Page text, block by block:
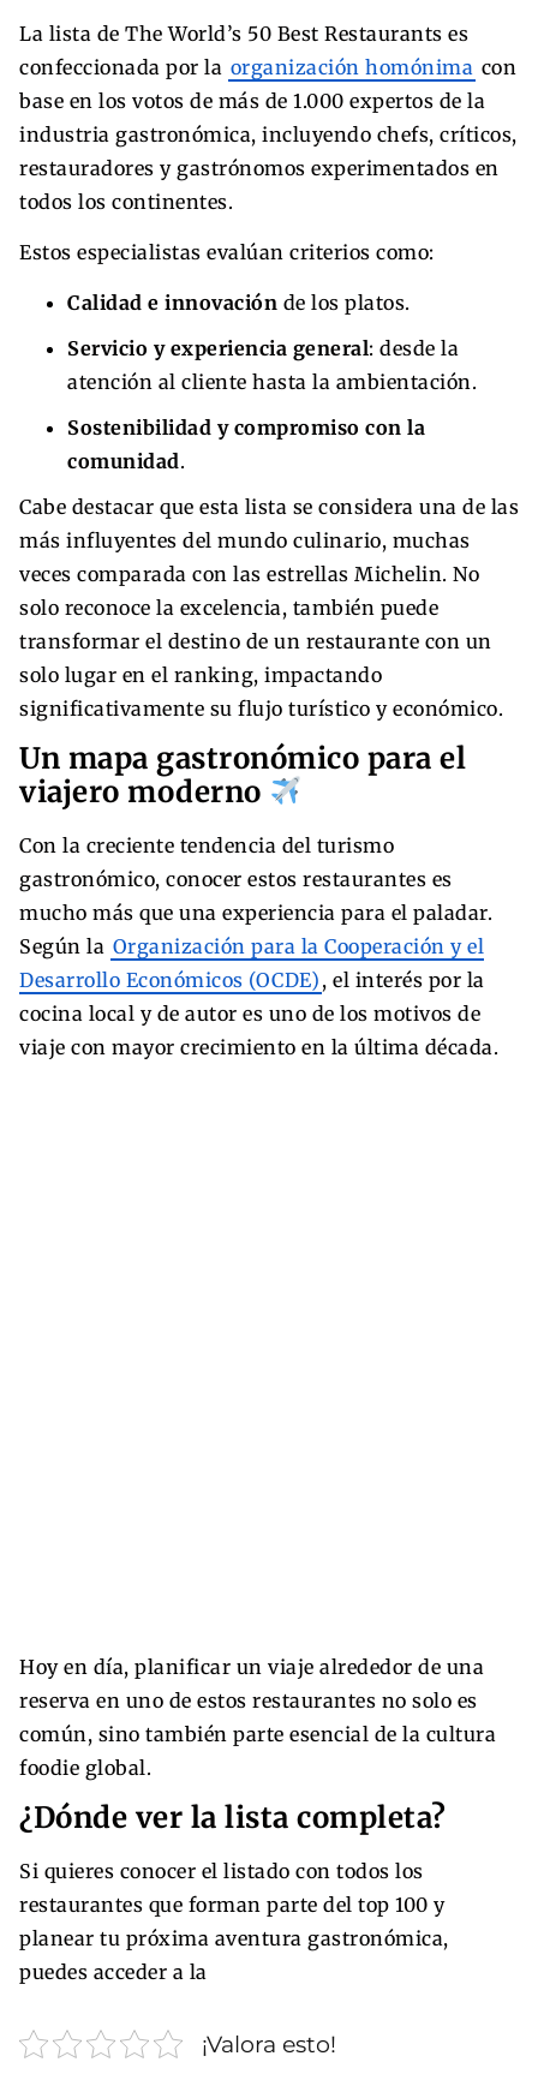
La lista de The World’s 50 Best Restaurants es
confeccionada por la organización homónima con
base en los votos de más de 1.000 expertos de la
industria gastronómica, incluyendo chefs, críticos,
restauradores y gastrónomos experimentados en
todos los continentes.
Estos especialistas evalúan criterios como:
Calidad e innovación de los platos.
Servicio y experiencia general: desde la
atención al cliente hasta la ambientación.
Sostenibilidad y compromiso con la
comunidad.
Cabe destacar que esta lista se considera una de las
más influyentes del mundo culinario, muchas
veces comparada con las estrellas Michelin. No
solo reconoce la excelencia, también puede
transformar el destino de un restaurante con un
solo lugar en el ranking, impactando
significativamente su flujo turístico y económico.
Un mapa gastronómico para el
viajero moderno
Con la creciente tendencia del turismo
gastronómico, conocer estos restaurantes es
mucho más que una experiencia para el paladar.
Según la Organización para la Cooperación y el
Desarrollo Económicos (OCDE) , el interés por la
cocina local y de autor es uno de los motivos de
viaje con mayor crecimiento en la última década.
Hoy en día, planificar un viaje alrededor de una
reserva en uno de estos restaurantes no solo es
común, sino también parte esencial de la cultura
foodie global.
¿Dónde ver la lista completa?
Si quieres conocer el listado con todos los
restaurantes que forman parte del top 100 y
planear tu próxima aventura gastronómica,
puedes acceder a la
¡Valora esto!